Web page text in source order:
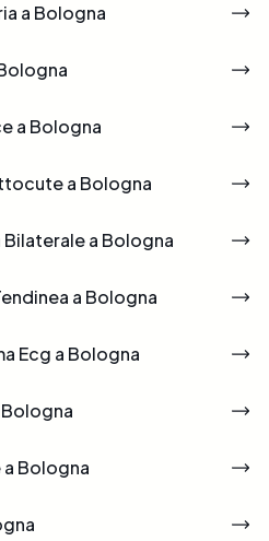
a Bologna
a Bologna
a Bologna
Bilaterale a Bologna
a Bologna
Ecg a Bologna
Bologna
Bologna